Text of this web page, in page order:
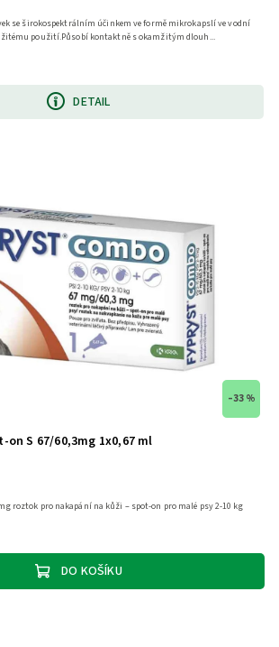
DETAIL
se širokospektrálním účinkem ve formě mikrokapslí ve vodní
použití.Působí kontaktně s okamžitým dlouh...
–33 %
S 67/60,3mg 1x0,67 ml
DO KOŠÍKU
mg roztok pro nakapání na kůži – spot-on pro malé psy 2-10 kg